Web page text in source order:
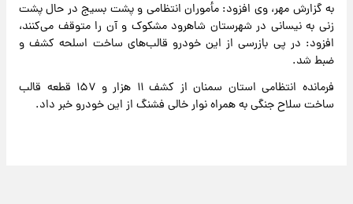
به گزارش مهر، وی افزود: مأموران انتظامی و پشت بسیج در حال پشت
زنی به نیسانی در شهرستان شاهرود مشکوک و آن را متوقف می‌کنند،
افزود: در پی بازرسی از این خودرو قالب‌های ساخت اسلحه کشف و
ضبط شد.
فرمانده انتظامی استان سمنان از کشف ۱۱ هزار و ۱۵۷ قطعه قالب
ساخت سلاح جنگی به همراه نوار خالی فشنگ از این خودرو خبر داد.